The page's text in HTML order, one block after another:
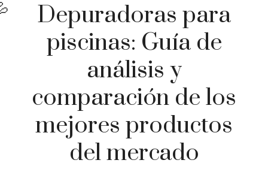
Depuradoras para
piscinas: Guía de
análisis y
comparación de los
mejores productos
del mercado